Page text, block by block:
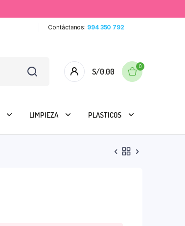
Contáctanos: 994 350 792
S/0.00
0
LIMPIEZA PLASTICOS